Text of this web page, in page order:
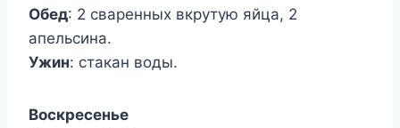
Обед: 2 сваренных вкрутую яйца, 2
апельсина.
Ужин: стакан воды.
Воскресенье